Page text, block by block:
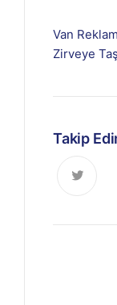
Van
Zirveye
Takip